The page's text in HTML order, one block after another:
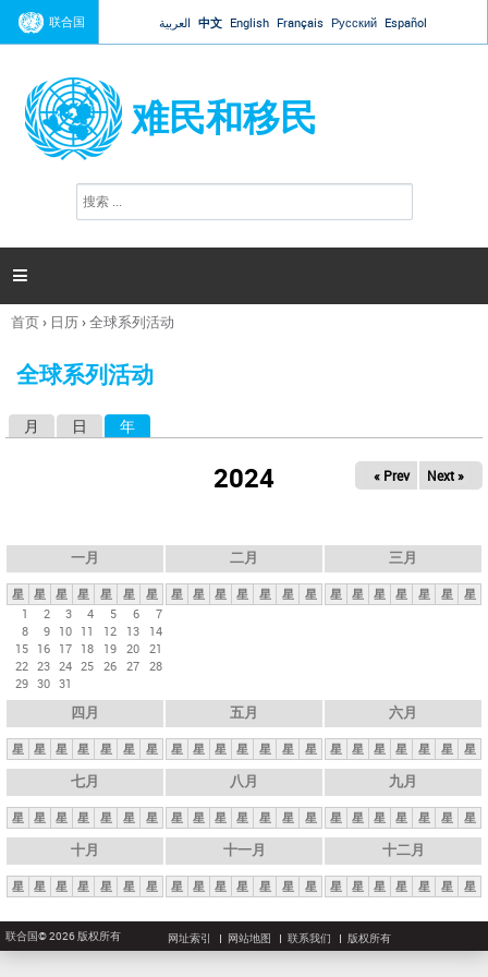
Jump to navigation
联合国 العربية 中文 English Français Русский Español
难民和移民
搜
索

你
这
首页› 日历›全球系列活动
全球系列活动
月 日 年
2024 « Prev Next »
一月
星 星 星 星 星 星
星
1
2 3 4 5 6
7
8
9 10 11 12 13
14
15 16 17 18 19 20 21
22 23 24 25 26 27 28
29 30 31
二月
星 星 星 星 星 星 星
三月
星 星 星 星 星 星 星
四月
星 星 星 星 星 星 星
五月
星 星 星 星 星 星 星
六月
星 星 星 星 星 星 星
七月
星 星 星 星 星 星 星
八月
星 星 星 星 星 星 星
九月
星 星 星 星 星 星 星
十月
星 星 星 星 星 星 星
十一月
星 星 星 星 星 星 星
十二月
星 星 星 星 星 星 星
联合国© 2026 版权所有 网址索引 网站地图 联系我们 版权所有